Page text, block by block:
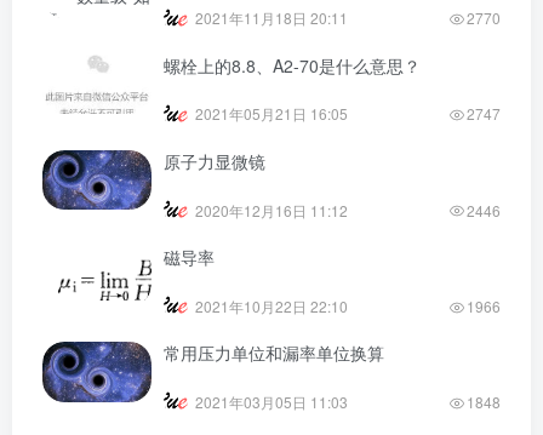
2021年11月18日 20:11 2770
螺栓上的8.8、A2-70是什么意思？
2021年05月21日 16:05 2747
原子力显微镜
2020年12月16日 11:12 2446
磁导率
2021年10月22日 22:10 1966
常用压力单位和漏率单位换算
2021年03月05日 11:03 1848